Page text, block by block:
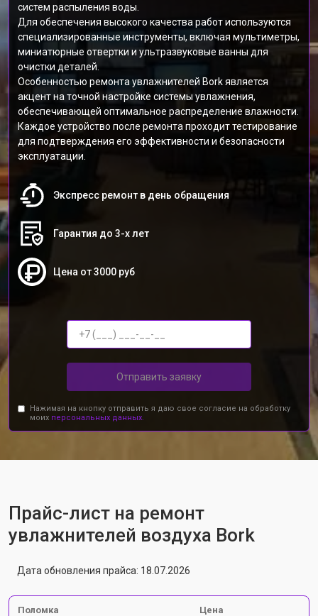
систем распыления воды.
Для обеспечения высокого качества работ используются
специализированные инструменты, включая мультиметры,
миниатюрные отвертки и ультразвуковые ванны для
очистки деталей.
Особенностью ремонта увлажнителей Bork является
акцент на точной настройке системы увлажнения,
обеспечивающей оптимальное распределение влажности.
Каждое устройство после ремонта проходит тестирование
для подтверждения его эффективности и безопасности
эксплуатации.
Экспресс ремонт в день обращения
Гарантия до 3-х лет
Цена от 3000 руб
Отправить заявку
Нажимая на кнопку отправить я даю свое согласие на обработку
моих персональных данных.
Прайс-лист на ремонт
увлажнителей воздуха Bork
Дата обновления прайса: 18.07.2026
Поломка
Цена